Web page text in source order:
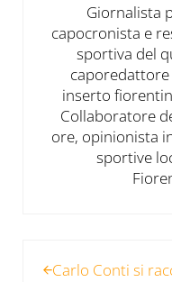
Giornalista
capocronista e
sportiva del
inserto
Collaboratore
ore, opinionista
sportive
Carlo Conti si